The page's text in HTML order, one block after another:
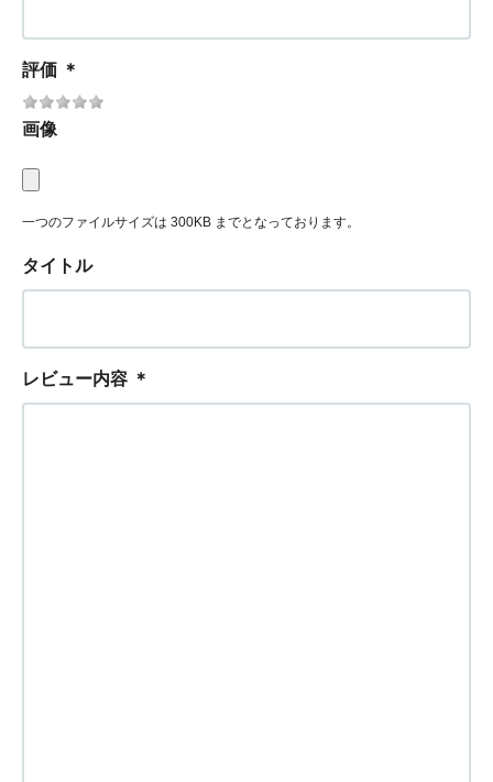
評価 ＊
画像
一つのファイルサイズは 300KB までとなっております。
タイトル
レビュー内容 ＊